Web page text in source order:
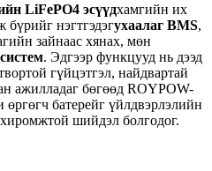
LiFePO4 эсүүдхамгийн их
бүрийг нэгтгэдэгухаалаг BMS,
зайнаас хянах, мөн
. Эдгээр функцууд нь дээд
гүйцэтгэл, найдвартай
ажилладаг бөгөөд ROYPOW-
батерейг үйлдвэрлэлийн
шийдэл болгодог.